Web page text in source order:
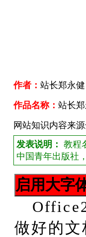
作者： 站长郑永健
作品名称： 站长
网站知识内容来
发表说明： 教程
中国青年出版社
做好的